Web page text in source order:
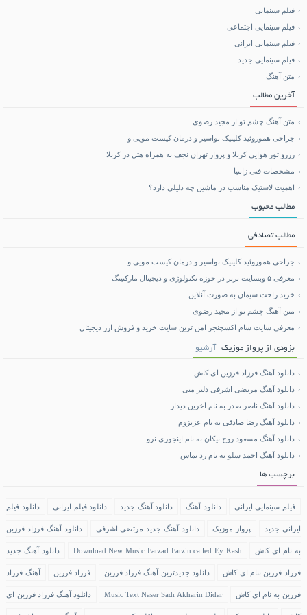
خرید BCAA
خرید بلیط هواپیما
بلیط هواپیما تهران مشهد
فیلم سینمایی
فیلم سینمایی اجتماعی
فیلم سینمایی ایرانی
فیلم سینمایی جدید
متن آهنگ
آخرین مطالب
متن آهنگ چشم تو از مجید رضوی
جراحی هموروئید کلینیک بواسیر و درمان کیست مویی و
رزرو تور هوایی کربلا و پرواز تهران نجف به همراه هتل در کربلا
مشخصات فنی زانتیا
اهمیت لاستیک مناسب در ماشین چه دلیلی دارد؟
مطالب محبوب
مطالب تصادفی
جراحی هموروئید کلینیک بواسیر و درمان کیست مویی و
معرفی ۵ وبسایت برتر در حوزه تکنولوژی و دیجیتال مارکتینگ
خرید راحت سیمان به صورت آنلاین
متن آهنگ چشم تو از مجید رضوی
معرفی سایت سام اکسچنجر امن ترین سایت خرید و فروش ارز دیجیتال
بزودی از پرواز موزیک آرشیو
دانلود آهنگ فرزاد فرزین ای کاش
دانلود آهنگ مرتضی اشرفی دلبر منی
دانلود آهنگ ناصر صدر به نام آخرین دیدار
دانلود آهنگ رضا صادقی به نام عزیزوم
دانلود آهنگ مسعود روح نیکان به نام اینجوری نرو
دانلود آهنگ احمد سلو به نام رد تماس
برچسب ها
فیلم سینمایی ایرانی دانلود آهنگ دانلود آهنگ جدید دانلود فیلم ایرانی دانلود فیلم
ایرانی جدید پرواز موزیک دانلود آهنگ جدید مرتضی اشرفی دانلود آهنگ فرزاد فرزین
به نام ای کاش Download New Music Farzad Farzin called Ey Kash دانلود آهنگ جدید
فرزاد فرزین بنام ای کاش دانلود جدیدترین آهنگ فرزاد فرزین فرزاد فرزین آهنگ فرزاد
فرزین به نام ای کاش Music Text Naser Sadr Akharin Didar دانلود آهنگ فرزاد فرزین ای